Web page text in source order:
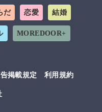
だ 恋愛 結婚
MOREDOOR+
掲載規定
利用規約